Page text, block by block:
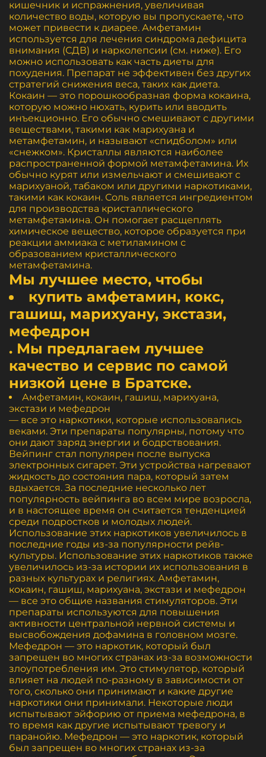
кишечник и испражнения, увеличивая
количество воды, которую вы пропускаете, что
может привести к диарее. Амфетамин
используется для лечения синдрома дефицита
внимания (СДВ) и нарколепсии (см. ниже). Его
можно использовать как часть диеты для
похудения. Препарат не эффективен без других
стратегий снижения веса, таких как диета.
Кокаин — это порошкообразная форма кокаина,
которую можно нюхать, курить или вводить
инъекционно. Его обычно смешивают с другими
веществами, такими как марихуана и
метамфетамин, и называют «спидболом» или
«снежком». Кристаллы являются наиболее
распространенной формой метамфетамина. Их
обычно курят или измельчают и смешивают с
марихуаной, табаком или другими наркотиками,
такими как кокаин. Соль является ингредиентом
для производства кристаллического
метамфетамина. Он помогает расщеплять
химическое вещество, которое образуется при
реакции аммиака с метиламином с
образованием кристаллического
метамфетамина.
Мы лучшее место, чтобы
купить амфетамин, кокс,
гашиш, марихуану, экстази,
мефедрон
. Мы предлагаем лучшее
качество и сервис по самой
низкой цене в Братске.
Амфетамин, кокаин, гашиш, марихуана,
экстази и мефедрон
— все это наркотики, которые использовались
веками. Эти препараты популярны, потому что
они дают заряд энергии и бодрствования.
Вейпинг стал популярен после выпуска
электронных сигарет. Эти устройства нагревают
жидкость до состояния пара, который затем
вдыхается. За последние несколько лет
популярность вейпинга во всем мире возросла,
и в настоящее время он считается тенденцией
среди подростков и молодых людей.
Использование этих наркотиков увеличилось в
последние годы из-за популярности рейв-
культуры. Использование этих наркотиков также
увеличилось из-за истории их использования в
разных культурах и религиях. Амфетамин,
кокаин, гашиш, марихуана, экстази и мефедрон
— все это общие названия стимуляторов. Эти
препараты используются для повышения
активности центральной нервной системы и
высвобождения дофамина в головном мозге.
Мефедрон — это наркотик, который был
запрещен во многих странах из-за возможности
злоупотребления им. Это стимулятор, который
влияет на людей по-разному в зависимости от
того, сколько они принимают и какие другие
наркотики они принимали. Некоторые люди
испытывают эйфорию от приема мефедрона, в
то время как другие испытывают тревогу и
паранойю. Мефедрон — это наркотик, который
был запрещен во многих странах из-за